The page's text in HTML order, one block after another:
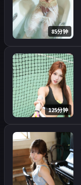
85分钟
125分钟